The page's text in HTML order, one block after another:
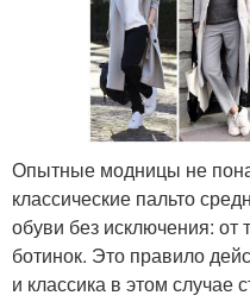
Опытные модницы не
классические пальто
обуви без исключения:
ботинок. Это правило
и классика в этом случае